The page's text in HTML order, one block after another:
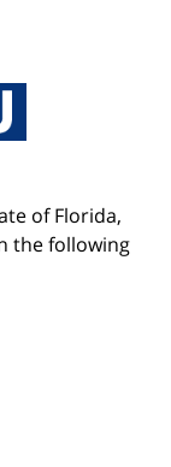
of Florida,
the following